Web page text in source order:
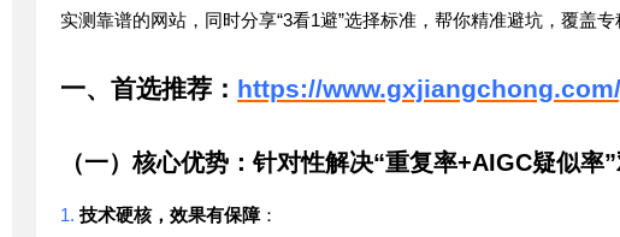
实测靠谱的网站，同时分享“3看1避”选择标准，帮你精准避坑，覆盖专
一、首选推荐： https://
（一）核心优势：针对性解决“重复率+AIGC疑似率”
1. 技术硬核，效果有保障：